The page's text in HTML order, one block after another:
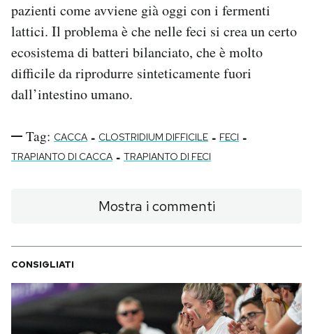
pazienti come avviene già oggi con i fermenti
lattici. Il problema è che nelle feci si crea un certo
ecosistema di batteri bilanciato, che è molto
difficile da riprodurre sinteticamente fuori
dall’intestino umano.
Tag: CACCA - CLOSTRIDIUM DIFFICILE - FECI -
TRAPIANTO DI CACCA - TRAPIANTO DI FECI
Mostra i commenti
CONSIGLIATI